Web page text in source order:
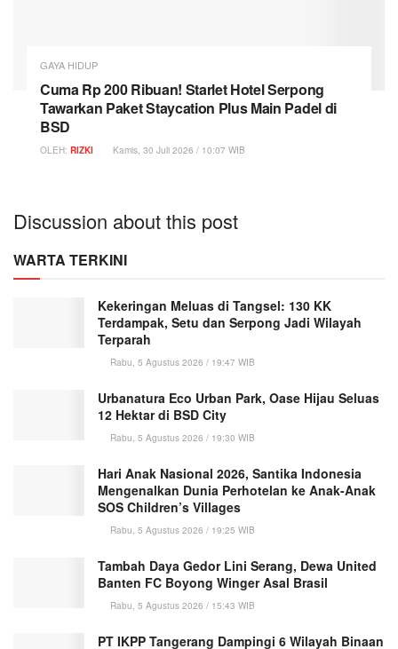
GAYA HIDUP
Cuma Rp 200 Ribuan! Starlet Hotel Serpong
Tawarkan Paket Staycation Plus Main Padel di
BSD
OLEH: RIZKI Kamis, 30 Juli 2026 / 10:07 WIB
Discussion about this post
WARTA TERKINI
Kekeringan Meluas di Tangsel: 130 KK
Terdampak, Setu dan Serpong Jadi Wilayah
Terparah
Rabu, 5 Agustus 2026 / 19:47 WIB
Urbanatura Eco Urban Park, Oase Hijau Seluas
12 Hektar di BSD City
Rabu, 5 Agustus 2026 / 19:30 WIB
Hari Anak Nasional 2026, Santika Indonesia
Mengenalkan Dunia Perhotelan ke Anak-Anak
SOS Children’s Villages
Rabu, 5 Agustus 2026 / 19:25 WIB
Tambah Daya Gedor Lini Serang, Dewa United
Banten FC Boyong Winger Asal Brasil
Rabu, 5 Agustus 2026 / 15:43 WIB
PT IKPP Tangerang Dampingi 6 Wilayah Binaan